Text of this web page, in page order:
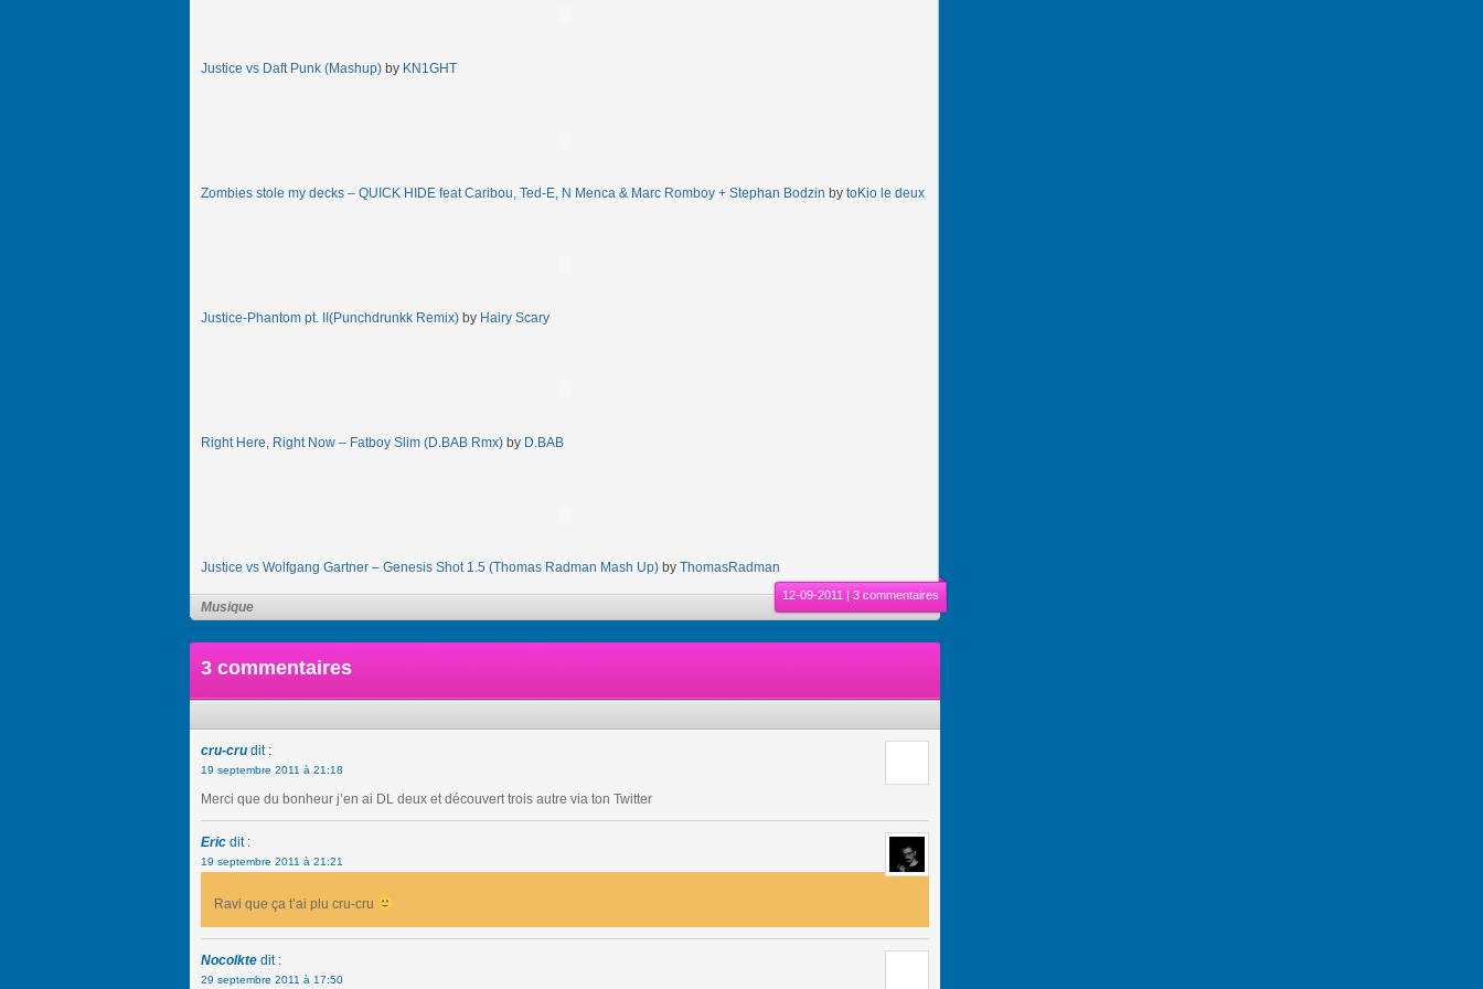
Justice vs Daft Punk (Mashup) by KN1GHT
Zombies stole my decks – QUICK HIDE feat Caribou, Ted-E, N Menca & Marc Romboy + Stephan Bodzin by toKio le deux
Justice-Phantom pt. II(Punchdrunkk Remix) by Hairy Scary
Right Here, Right Now – Fatboy Slim (D.BAB Rmx) by D.BAB
Justice vs Wolfgang Gartner – Genesis Shot 1.5 (Thomas Radman Mash Up) by ThomasRadman
Musique
12-09-2011 | 3 commentaires
3 commentaires
cru-cru dit :
19 septembre 2011 à 21:18
Merci que du bonheur j’en ai DL deux et découvert trois autre via ton Twitter
Eric dit :
19 septembre 2011 à 21:21
Ravi que ça t’ai plu cru-cru
Nocolkte dit :
29 septembre 2011 à 17:50